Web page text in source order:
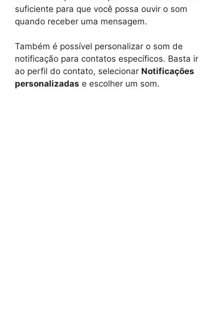
suficiente para que você possa ouvir o som
quando receber uma mensagem.
Também é possível personalizar o som de
notificação para contatos específicos. Basta ir
ao perfil do contato, selecionar Notificações
personalizadas e escolher um som.